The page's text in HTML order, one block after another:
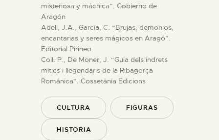
misteriosa y máchica”. Gobierno de
Aragón
Adell, J.A., García, C. “Brujas, demonios,
encantarias y seres mágicos en Aragó”.
Editorial Pirineo
Coll. P., De Moner, J. “Guia dels indrets
mítics i llegendaris de la Ribagorça
Románica”. Cossetània Edicions
CULTURA FIGURAS
HISTORIA